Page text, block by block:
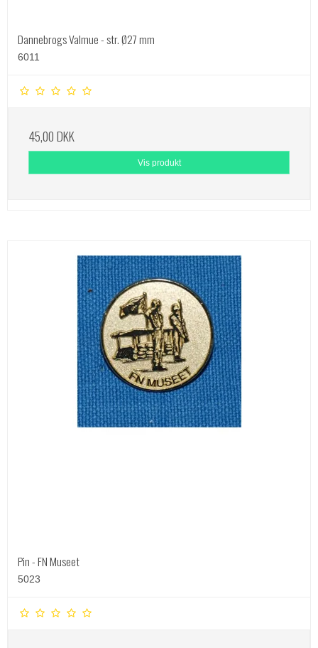
Dannebrogs Valmue - str. Ø27 mm
6011
45,00 DKK
Vis produkt
Pin - FN Museet
5023